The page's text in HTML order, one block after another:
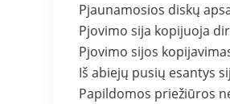
Pjaunamosios diskų
Pjovimo sija kopijuoja
Pjovimo sijos
Iš abiejų pusių esantys
Papildomos priežiūros